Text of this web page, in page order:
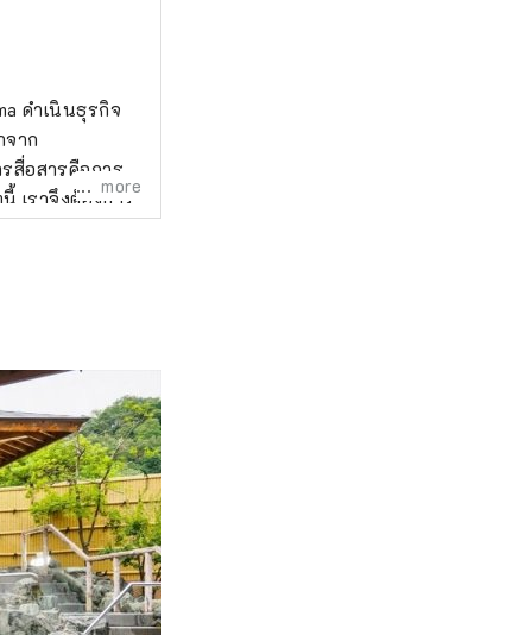
ดำเนินธุรกิจ
จาก
สื่อสารคือการ
เราจึงต้องการ
more